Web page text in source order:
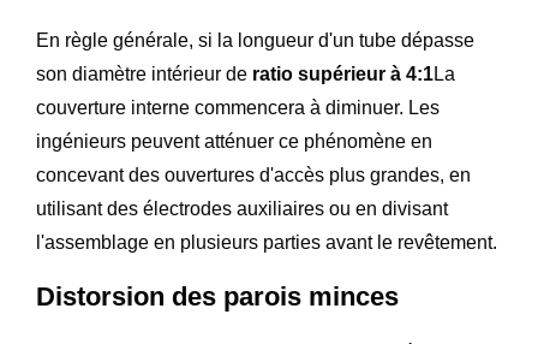
En règle générale, si la longueur d'un tube dépasse
son diamètre intérieur de ratio supérieur à 4:1La
couverture interne commencera à diminuer. Les
ingénieurs peuvent atténuer ce phénomène en
concevant des ouvertures d'accès plus grandes, en
utilisant des électrodes auxiliaires ou en divisant
l'assemblage en plusieurs parties avant le revêtement.
Distorsion des parois minces